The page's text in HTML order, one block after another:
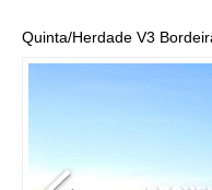
Quinta/Herdade V3